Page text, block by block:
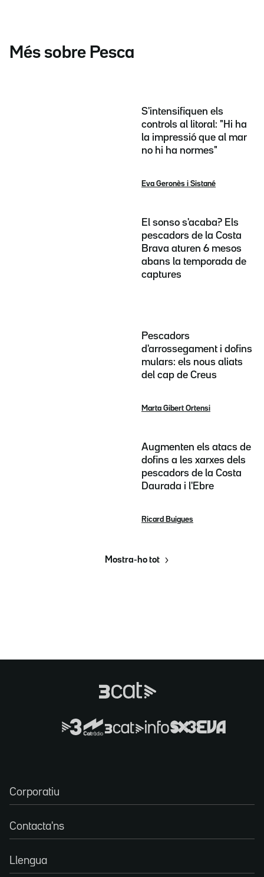
Més sobre Pesca
S'intensifiquen els
controls al litoral: "Hi ha
la impressió que al mar
no hi ha normes"
Eva Geronès i Sistané
El sonso s'acaba? Els
pescadors de la Costa
Brava aturen 6 mesos
abans la temporada de
captures
Pescadors
d'arrossegament i dofins
mulars: els nous aliats
del cap de Creus
Marta Gibert Ortensi
Augmenten els atacs de
dofins a les xarxes dels
pescadors de la Costa
Daurada i l'Ebre
Ricard Buigues
Mostra-ho tot
Corporatiu
Contacta'ns
Llengua